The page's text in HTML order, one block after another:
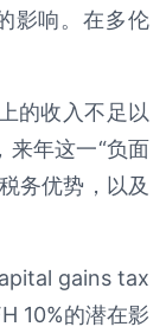
影响。在多伦
的收入不足以
来年这一“负面
务优势，以及
gains tax
10%的潜在影